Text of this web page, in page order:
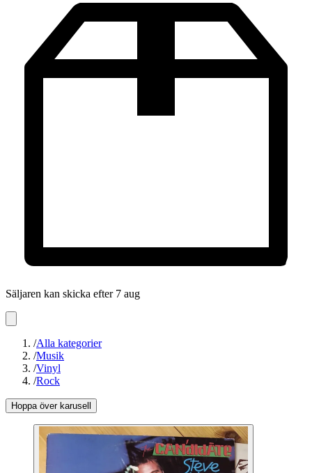
Säljaren kan skicka efter 7 aug
/Alla kategorier
/Musik
/Vinyl
/Rock
Hoppa över karusell